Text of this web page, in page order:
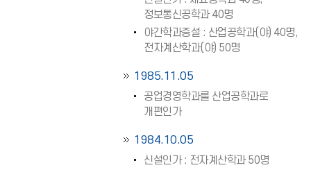
정보통신공학과 40명
야간학과증설 : 산업공학과(야) 40명,
전자계산학과(야) 50명
1985.11.05
공업경영학과를 산업공학과로
개편인가
1984.10.05
신설인가 : 전자계산학과 50명